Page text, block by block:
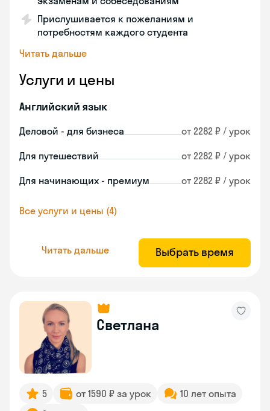
Прислушивается к пожеланиям и
потребностям каждого студента
Читать дальше
Услуги и цены
Английский язык
Деловой - для бизнеса от 2282 ₽ / урок
Для путешествий от 2282 ₽ / урок
Для начинающих - премиум от 2282 ₽ / урок
Все услуги и цены (4)
Читать дальше Выбрать время
Светлана
5 от 1590 ₽ за урок
10 лет опыта